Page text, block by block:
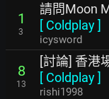
1
3
請問Moon
[ Coldplay]
icysword
8
13
[討論] 香港
[ Coldplay]
rishi1998